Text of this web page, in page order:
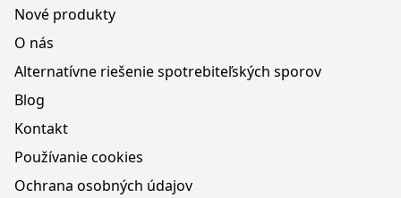
Nové produkty
O nás
Alternatívne riešenie spotrebiteľských sporov
Blog
Kontakt
Používanie cookies
Ochrana osobných údajov